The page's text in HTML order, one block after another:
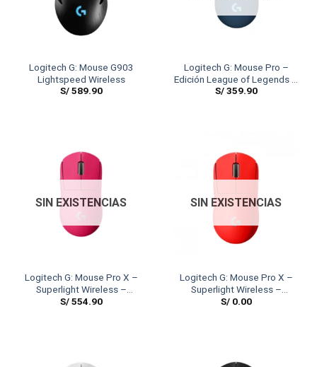
Logitech G: Mouse G903
Lightspeed Wireless
S/589.90
Logitech G: Mouse Pro –
Edición League of Legends –
Lightspeed Hero 25K
S/359.90
SIN EXISTENCIAS
Logitech G: Mouse Pro X –
Superlight Wireless –
Lightspeed Hero 25K –
S/554.90
SIN EXISTENCIAS
Logitech G: Mouse Pro X –
Superlight Wireless –
Lightspeed Hero 25K – Rojo
S/0.00